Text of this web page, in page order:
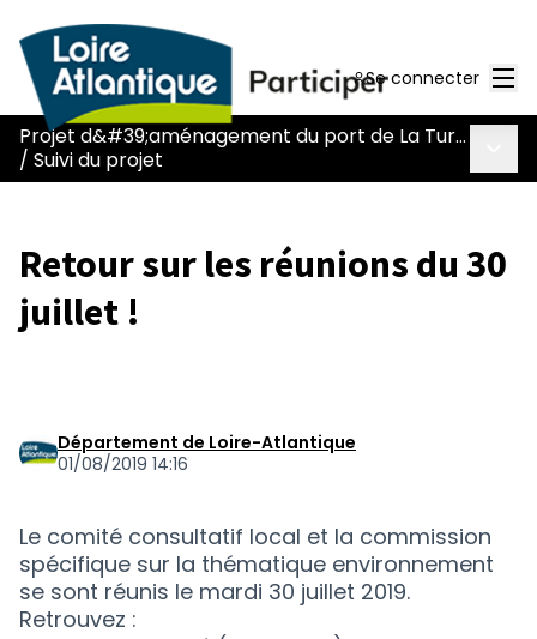
Se connecter
Projet d&#39;aménagement du port de La Turballe
/ Suivi du projet
Retour sur les réunions du 30
juillet !
Département de Loire-Atlantique
01/08/2019 14:16
Le comité consultatif local et la commission
spécifique sur la thématique environnement
se sont réunis le mardi 30 juillet 2019.
Retrouvez :